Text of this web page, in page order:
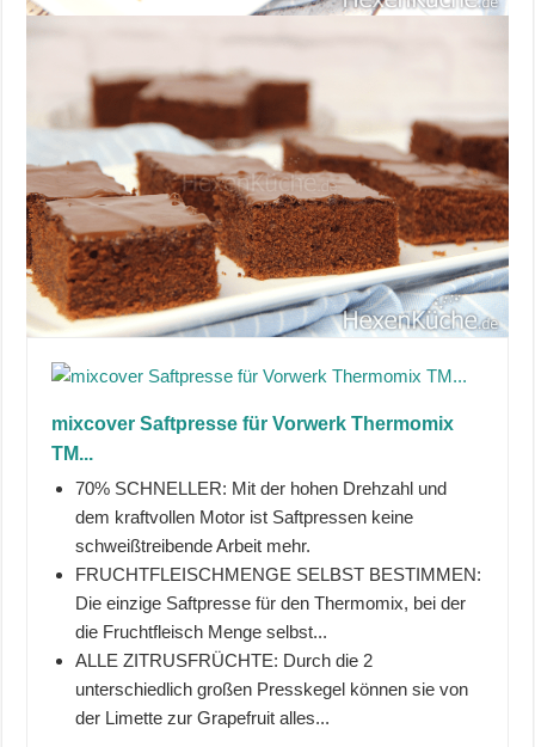
mixcover Saftpresse für Vorwerk Thermomix
TM...
70% SCHNELLER: Mit der hohen Drehzahl und
dem kraftvollen Motor ist Saftpressen keine
schweißtreibende Arbeit mehr.
FRUCHTFLEISCHMENGE SELBST BESTIMMEN:
Die einzige Saftpresse für den Thermomix, bei der
die Fruchtfleisch Menge selbst...
ALLE ZITRUSFRÜCHTE: Durch die 2
unterschiedlich großen Presskegel können sie von
der Limette zur Grapefruit alles...